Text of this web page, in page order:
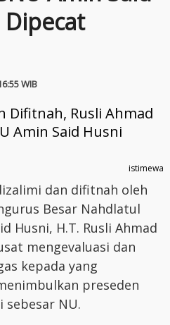
Dipecat
WIB
istimewa
dan difitnah oleh
Besar Nahdlatul
Husni, H.T. Rusli Ahmad
mengevaluasi dan
kepada yang
preseden
NU.